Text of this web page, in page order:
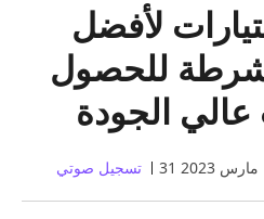
5 اختيارات لأفضل
للحصول
الجودة
31 مارس 2023 تسجيل صوتي